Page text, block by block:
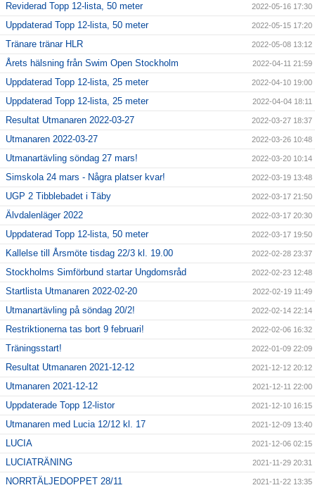
Reviderad Topp 12-lista, 50 meter 2022-05-16 17:30
Uppdaterad Topp 12-lista, 50 meter 2022-05-15 17:20
Tränare tränar HLR 2022-05-08 13:12
Årets hälsning från Swim Open Stockholm 2022-04-11 21:59
Uppdaterad Topp 12-lista, 25 meter 2022-04-10 19:00
Uppdaterad Topp 12-lista, 25 meter 2022-04-04 18:11
Resultat Utmanaren 2022-03-27 2022-03-27 18:37
Utmanaren 2022-03-27 2022-03-26 10:48
Utmanartävling söndag 27 mars! 2022-03-20 10:14
Simskola 24 mars - Några platser kvar! 2022-03-19 13:48
UGP 2 Tibblebadet i Täby 2022-03-17 21:50
Älvdalenläger 2022 2022-03-17 20:30
Uppdaterad Topp 12-lista, 50 meter 2022-03-17 19:50
Kallelse till Årsmöte tisdag 22/3 kl. 19.00 2022-02-28 23:37
Stockholms Simförbund startar Ungdomsråd 2022-02-23 12:48
Startlista Utmanaren 2022-02-20 2022-02-19 11:49
Utmanartävling på söndag 20/2! 2022-02-14 22:14
Restriktionerna tas bort 9 februari! 2022-02-06 16:32
Träningsstart! 2022-01-09 22:09
Resultat Utmanaren 2021-12-12 2021-12-12 20:12
Utmanaren 2021-12-12 2021-12-11 22:00
Uppdaterade Topp 12-listor 2021-12-10 16:15
Utmanaren med Lucia 12/12 kl. 17 2021-12-09 13:40
LUCIA 2021-12-06 02:15
LUCIATRÄNING 2021-11-29 20:31
NORRTÄLJEDOPPET 28/11 2021-11-22 13:35